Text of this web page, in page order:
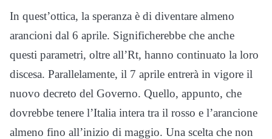
In quest’ottica, la speranza è di diventare almeno
arancioni dal 6 aprile. Significherebbe che anche
questi parametri, oltre all’Rt, hanno continuato la loro
discesa. Parallelamente, il 7 aprile entrerà in vigore il
nuovo decreto del Governo. Quello, appunto, che
dovrebbe tenere l’Italia intera tra il rosso e l’arancione
almeno fino all’inizio di maggio. Una scelta che non